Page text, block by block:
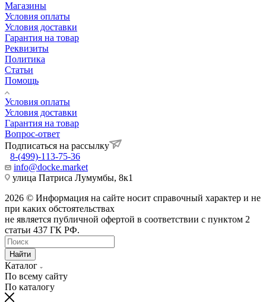
Магазины
Условия оплаты
Условия доставки
Гарантия на товар
Реквизиты
Политика
Статьи
Помощь
Условия оплаты
Условия доставки
Гарантия на товар
Вопрос-ответ
Подписаться на рассылку
8-(499)-113-75-36
info@docke.market
улица Патриса Лумумбы, 8к1
2026 © Информация на сайте носит справочный характер и не
при каких обстоятельствах
не является публичной офертой в соответствии с пунктом 2
статьи 437 ГК РФ.
Найти
Каталог
По всему сайту
По каталогу